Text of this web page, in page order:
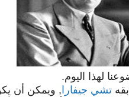
لهذا اليوم.
تشي جيفارا , ويمكن أن